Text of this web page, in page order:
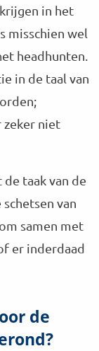
in het
misschien wel
headhunten.
in de taal van
zeker niet
taak van de
van
samen met
er inderdaad
de